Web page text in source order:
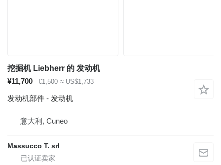
挖掘机 Liebherr 的 发动机
¥11,700
€1,500 ≈ US$1,733
发动机部件 - 发动机
意大利, Cuneo
Massucco T. srl